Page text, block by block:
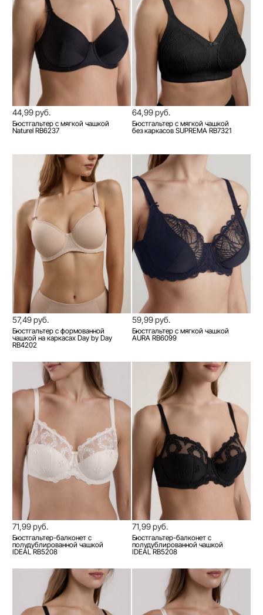
44,99 руб.
Бюстгальтер с мягкой чашкой
Naturel RB6237
64,99 руб.
Бюстгальтер с мягкой чашкой
без каркасов SUPREMA RB7321
57,49 руб.
Бюстгальтер с формованной
чашкой на каркасах Day by Day
RB4202
59,99 руб.
Бюстгальтер с мягкой чашкой
AURA RB6099
71,99 руб.
Бюстгальтер-балконет с
полудублированной чашкой
IDEAL RB5208
71,99 руб.
Бюстгальтер-балконет с
полудублированной чашкой
IDEAL RB5208